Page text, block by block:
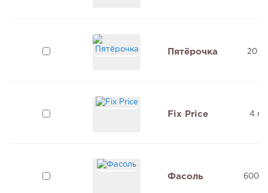
Пятёрочка 20
Fix Price 4
Фасоль 600